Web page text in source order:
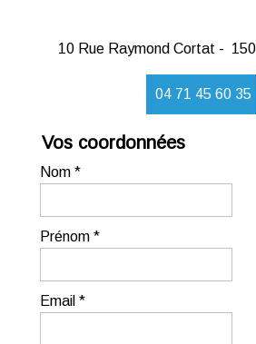
10 Rue Raymond Cortat -
04 71 45 60 35
Vos coordonnées
Nom *
Prénom *
Email *